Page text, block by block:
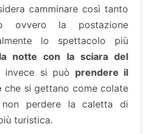
camminare così tanto
ovvero la postazione
lo spettacolo più
la notte con la sciara del
invece si può prendere il
che si gettano come colate
perdere la caletta di
turistica.